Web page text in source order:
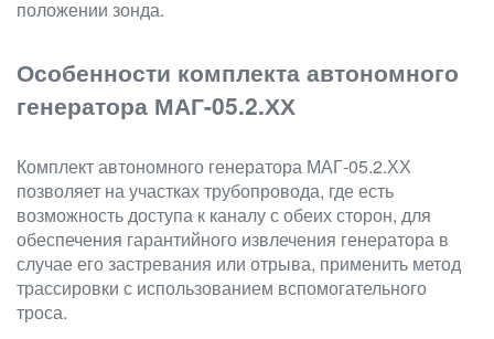
положении зонда.
Особенности комплекта автономного
генератора МАГ-05.2.ХХ
Комплект автономного генератора МАГ-05.2.ХХ
позволяет на участках трубопровода, где есть
возможность доступа к каналу с обеих сторон, для
обеспечения гарантийного извлечения генератора в
случае его застревания или отрыва, применить метод
трассировки с использованием вспомогательного
троса.